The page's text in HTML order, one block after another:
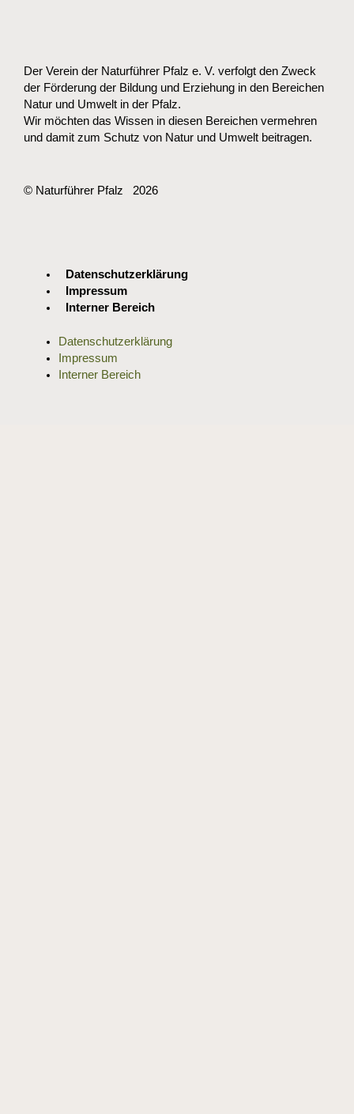
Der Verein der Naturführer Pfalz e. V. verfolgt den Zweck
der Förderung der Bildung und Erziehung in den Bereichen
Natur und Umwelt in der Pfalz.
Wir möchten das Wissen in diesen Bereichen vermehren
und damit zum Schutz von Natur und Umwelt beitragen.
© Naturführer Pfalz 2026
Datenschutzerklärung
Impressum
Interner Bereich
Datenschutzerklärung
Impressum
Interner Bereich